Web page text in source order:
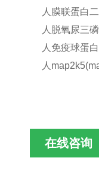
人膜联蛋白
人脱氧尿三
人免疫球蛋
人
在线咨询